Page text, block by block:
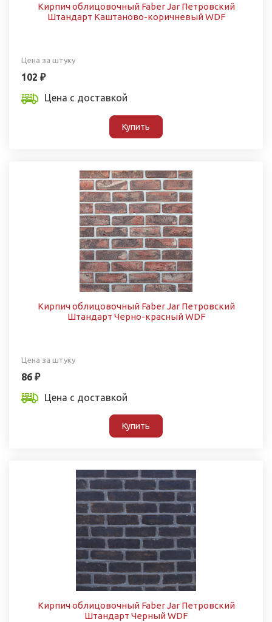
Кирпич облицовочный Faber Jar Петровский
Штандарт Каштаново-коричневый WDF
Цена за штуку
102 ₽
Цена с доставкой
Купить
Кирпич облицовочный Faber Jar Петровский
Штандарт Черно-красный WDF
Цена за штуку
86 ₽
Цена с доставкой
Купить
Кирпич облицовочный Faber Jar Петровский
Штандарт Черный WDF